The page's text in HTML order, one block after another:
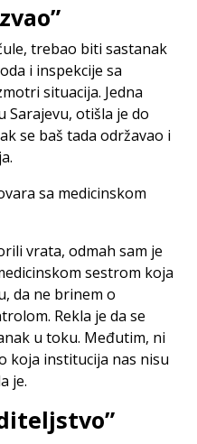
trebao biti sastanak
i inspekcije sa
situacija. Jedna
Sarajevu, otišla je do
se baš tada održavao i
sa medicinskom
vrata, odmah sam je
sestrom koja
da ne brinem o
Rekla je da se
u toku. Međutim, ni
koja institucija nas nisu
je.